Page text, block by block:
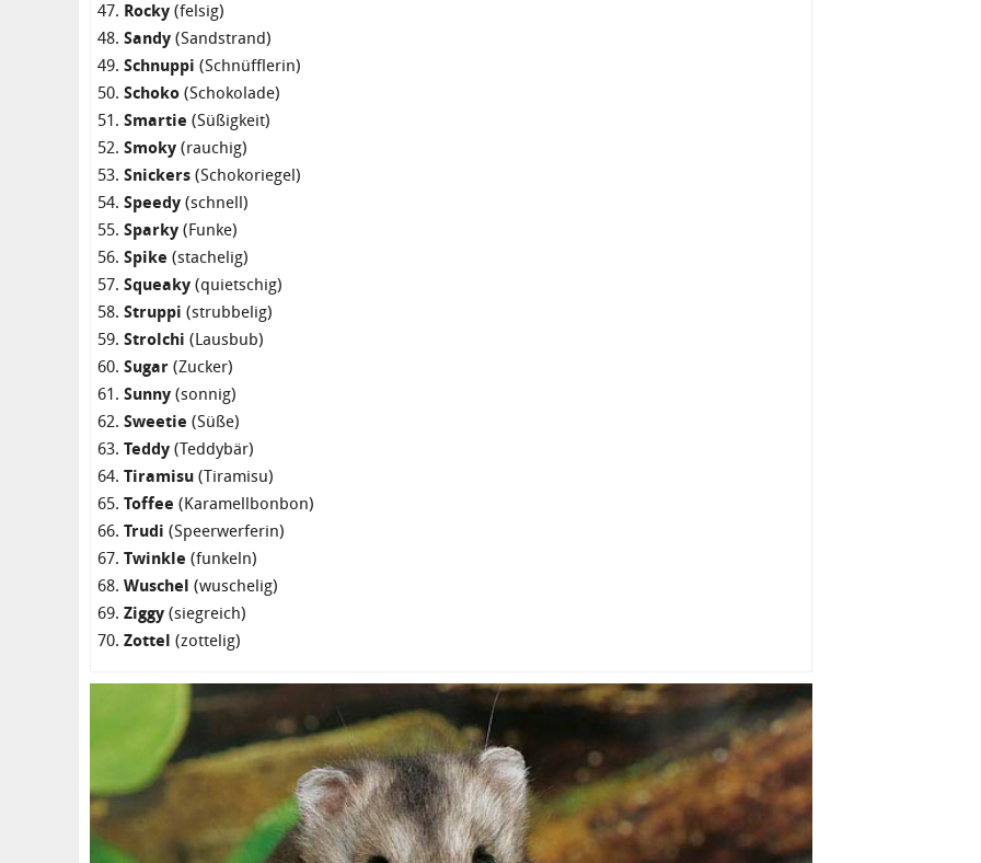
Rocky (felsig)
Sandy (Sandstrand)
Schnuppi (Schnüfflerin)
Schoko (Schokolade)
Smartie (Süßigkeit)
Smoky (rauchig)
Snickers (Schokoriegel)
Speedy (schnell)
Sparky (Funke)
Spike (stachelig)
Squeaky (quietschig)
Struppi (strubbelig)
Strolchi (Lausbub)
Sugar (Zucker)
Sunny (sonnig)
Sweetie (Süße)
Teddy (Teddybär)
Tiramisu (Tiramisu)
Toffee (Karamellbonbon)
Trudi (Speerwerferin)
Twinkle (funkeln)
Wuschel (wuschelig)
Ziggy (siegreich)
Zottel (zottelig)